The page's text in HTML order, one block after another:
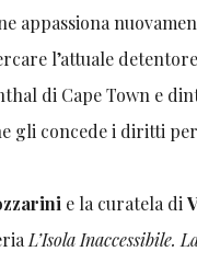
appassiona
l’attuale
di Cape Town e
gli concede i diritti
e la curatela di
L’Isola Inaccessibile. L